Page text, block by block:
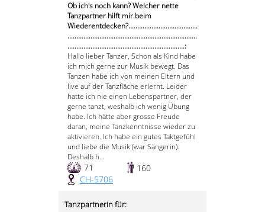
Ob ich's noch kann? Welcher nette
Tanzpartner hilft mir beim
Wiederentdecken?.......................................
.........................................................................
..................................................................:
Hallo lieber Tänzer, Schon als Kind habe
ich mich gerne zur Musik bewegt. Das
Tanzen habe ich von meinen Eltern und
live auf der Tanzfläche erlernt. Leider
hatte ich nie einen Lebenspartner, der
gerne tanzt, weshalb ich wenig Übung
habe. Ich hätte aber grosse Freude
daran, meine Tanzkenntnisse wieder zu
aktivieren. Ich habe ein gutes Taktgefühl
und liebe die Musik (war Sängerin).
Deshalb h...
71
160
CH-5706
Tanzpartnerin für: